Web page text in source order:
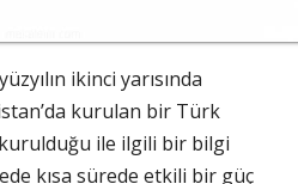
ikinci yarısında
kurulan bir Türk
ile ilgili bir bilgi
kısa sürede etkili bir güç